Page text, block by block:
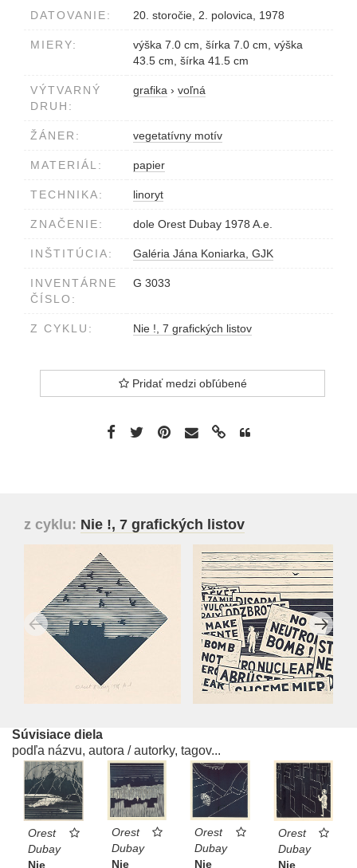
DATOVANIE: 20. storočie, 2. polovica, 1978
MIERY:
výška 7.0 cm, šírka 7.0 cm, výška
43.5 cm, šírka 41.5 cm
VÝTVARNÝ
DRUH:
grafika › voľná
ŽÁNER: vegetatívny motív
MATERIÁL: papier
TECHNIKA: linoryt
ZNAČENIE: dole Orest Dubay 1978 A.e.
INŠTITÚCIA: Galéria Jána Koniarka, GJK
INVENTÁRNE
ČÍSLO:
G 3033
Z CYKLU: Nie !, 7 grafických listov
Pridať medzi obľúbené
z cyklu: Nie !, 7 grafických listov
Súvisiace diela
podľa názvu, autora / autorky, tagov...
Orest
Dubay
Nie
Orest
Dubay
Nie
Orest
Dubay
Nie
Orest
Dubay
Nie